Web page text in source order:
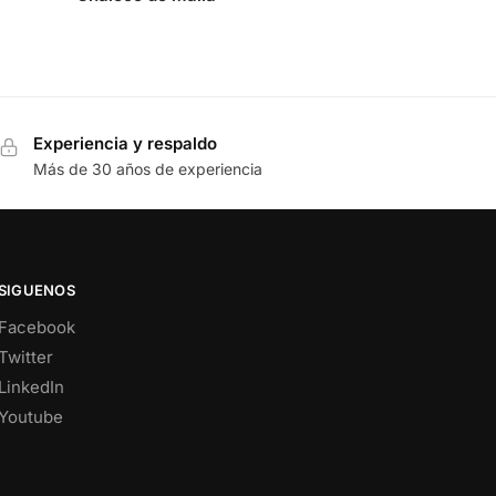
Experiencia y respaldo
Más de 30 años de experiencia